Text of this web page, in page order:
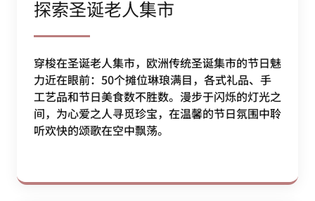
探索圣诞老人集市
穿梭在圣诞老人集市，欧洲传统圣诞集市的节日魅
力近在眼前：50个摊位琳琅满目，各式礼品、手
工艺品和节日美食数不胜数。漫步于闪烁的灯光之
间，为心爱之人寻觅珍宝，在温馨的节日氛围中聆
听欢快的颂歌在空中飘荡。